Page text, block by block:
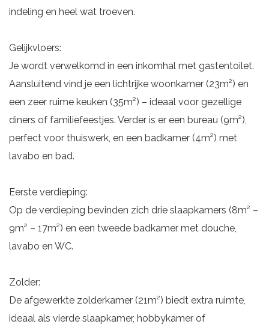
indeling en heel wat troeven.
Gelijkvloers:
Je wordt verwelkomd in een inkomhal met gastentoilet.
Aansluitend vind je een lichtrijke woonkamer (23m²) en
een zeer ruime keuken (35m²) – ideaal voor gezellige
diners of familiefeestjes. Verder is er een bureau (9m²),
perfect voor thuiswerk, en een badkamer (4m²) met
lavabo en bad.
Eerste verdieping:
Op de verdieping bevinden zich drie slaapkamers (8m² –
9m² – 17m²) en een tweede badkamer met douche,
lavabo en WC.
Zolder:
De afgewerkte zolderkamer (21m²) biedt extra ruimte,
ideaal als vierde slaapkamer, hobbykamer of